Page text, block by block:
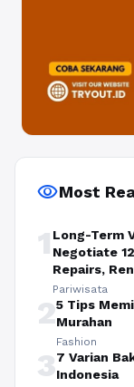
visibilityMost
1 Long-Term
Negotiate
Repairs,
Pariwisata
25 Tips
Murahan
Fashion
37 Varian
Indonesia